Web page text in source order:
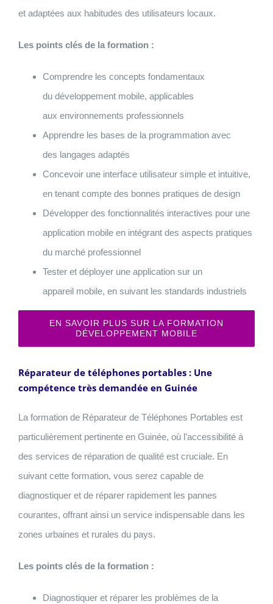
et adaptées aux habitudes des utilisateurs locaux.
Les points clés de la formation :
Comprendre les concepts fondamentaux
du développement mobile, applicables
aux environnements professionnels
Apprendre les bases de la programmation avec
des langages adaptés
Concevoir une interface utilisateur simple et intuitive,
en tenant compte des bonnes pratiques de design
Développer des fonctionnalités interactives pour une
application mobile en intégrant des aspects pratiques
du marché professionnel
Tester et déployer une application sur un
appareil mobile, en suivant les standards industriels
EN SAVOIR PLUS SUR LA FORMATION
DÉVELOPPEMENT MOBILE
Réparateur de téléphones portables : Une
compétence très demandée en Guinée
La formation de Réparateur de Téléphones Portables est
particulièrement pertinente en Guinée, où l’accessibilité à
des services de réparation de qualité est cruciale. En
suivant cette formation, vous serez capable de
diagnostiquer et de réparer rapidement les pannes
courantes, offrant ainsi un service indispensable dans les
zones urbaines et rurales du pays.
Les points clés de la formation :
Diagnostiquer et réparer les problèmes de la